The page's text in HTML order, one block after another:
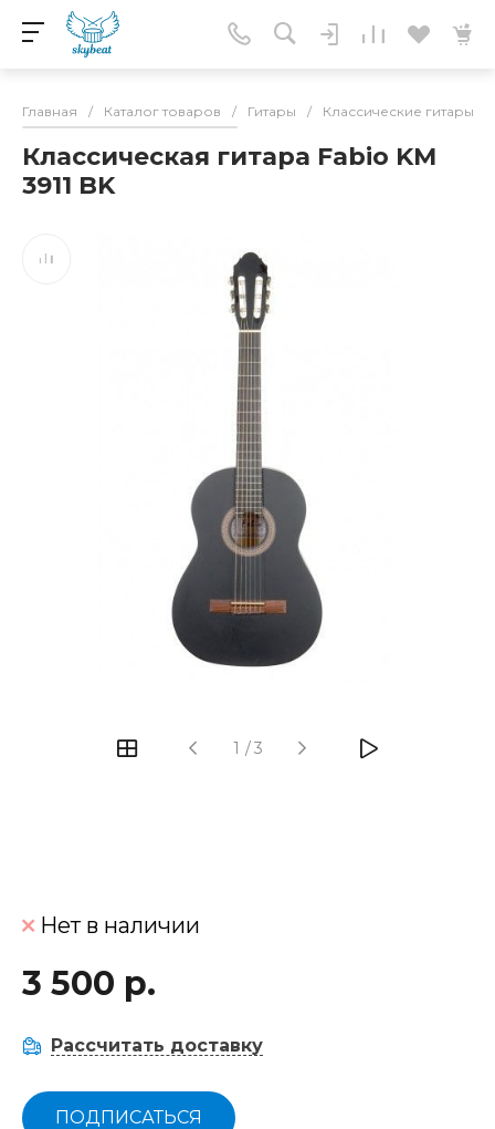
Главная / Каталог товаров / Гитары / Классические гитары
Классическая гитара Fabio KM
3911 BK
1 /3
Нет в наличии
3 500 р.
Рассчитать доставку
ПОДПИСАТЬСЯ